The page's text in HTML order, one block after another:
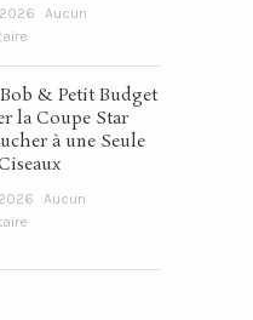
Aucun
& Petit Budget
la Coupe Star
à une Seule
Aucun